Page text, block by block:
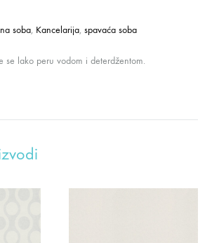
soba, Kancelarija, spavaća soba
se lako peru vodom i deterdžentom.